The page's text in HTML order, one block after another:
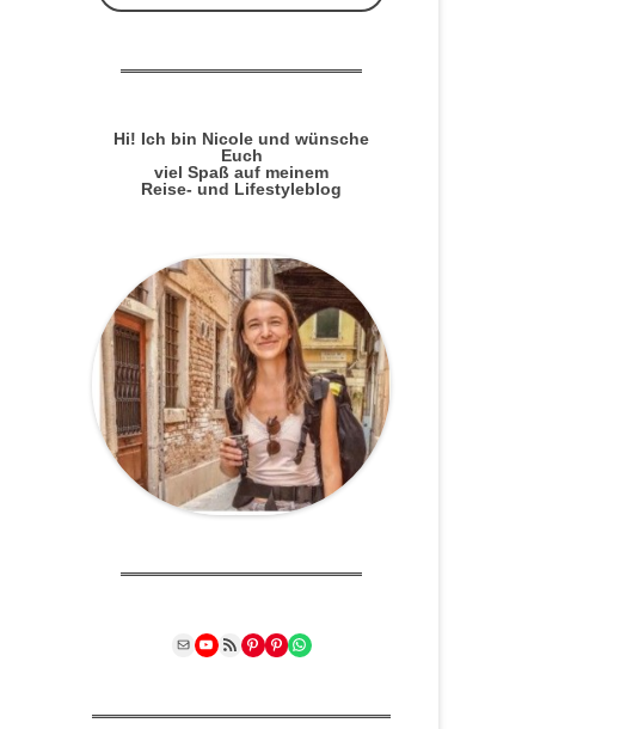
Hi! Ich bin Nicole und wünsche
Euch
viel Spaß auf meinem
Reise- und Lifestyleblog
MailYouTube
RSS FeedPinterest
Pinterest
WhatsApp